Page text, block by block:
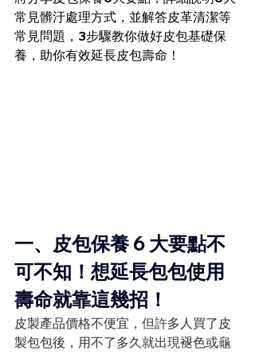
常見髒汙處理方式，並解答皮革清潔等
常見問題，3步驟教你做好皮包基礎保
養，助你有效延長皮包壽命！
一、皮包保養 6 大要點不
可不知！想延長包包使用
壽命就靠這幾招！
皮製產品價格不便宜，但許多人買了皮
製包包後，用不了多久就出現褪色或龜